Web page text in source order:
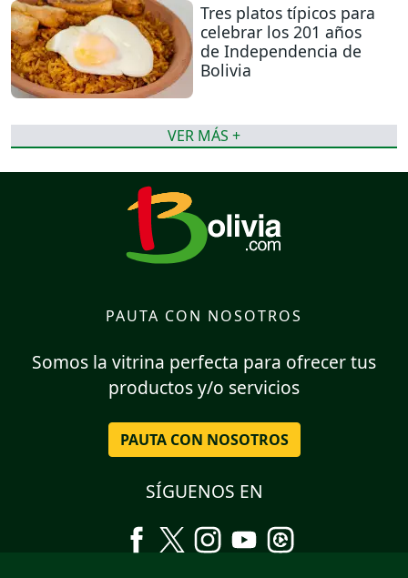
Tres platos típicos para
celebrar los 201 años
de Independencia de
Bolivia
VER MÁS +
PAUTA CON NOSOTROS
Somos la vitrina perfecta para ofrecer tus
productos y/o servicios
PAUTA CON NOSOTROS
SÍGUENOS EN